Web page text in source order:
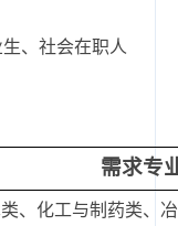
、社会在职人
需求专
、化工与制药类、